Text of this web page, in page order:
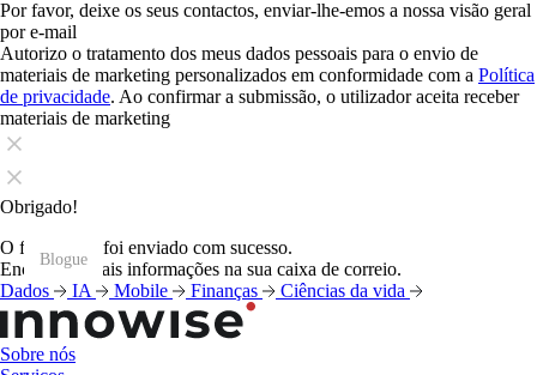
Por favor, deixe os seus contactos, enviar-lhe-emos a nossa visão geral
por e-mail
Autorizo o tratamento dos meus dados pessoais para o envio de
materiais de marketing personalizados em conformidade com a Política
de privacidade. Ao confirmar a submissão, o utilizador aceita receber
materiais de marketing
Obrigado!
O formulário foi enviado com sucesso.
Encontrará mais informações na sua caixa de correio.
Dados
IA Mobile Finanças Ciências da vida
Sobre nós
Blogue
Blogue
Blogue
Blogue
Blogue
Blogue
Blogue
Blogue
Blogue
Blogue
Blogue
Blogue